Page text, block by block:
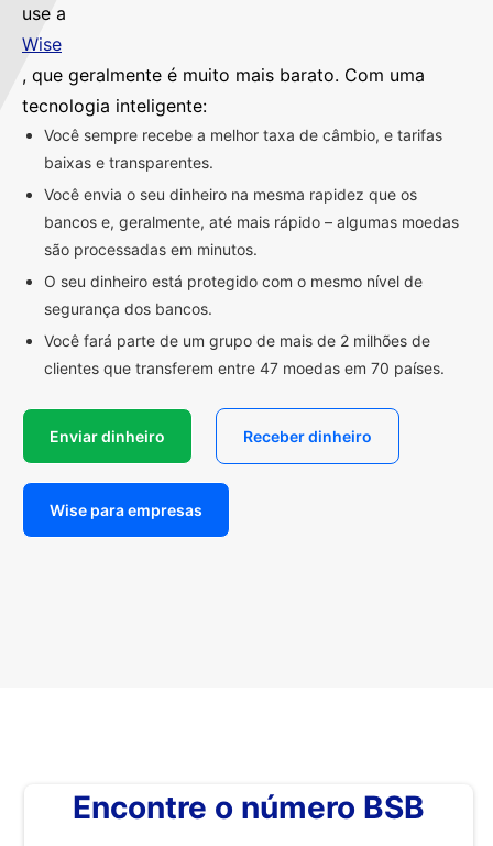
use a
Wise
, que geralmente é muito mais barato. Com uma
tecnologia inteligente:
Você sempre recebe a melhor taxa de câmbio, e tarifas
baixas e transparentes.
Você envia o seu dinheiro na mesma rapidez que os
bancos e, geralmente, até mais rápido – algumas moedas
são processadas em minutos.
O seu dinheiro está protegido com o mesmo nível de
segurança dos bancos.
Você fará parte de um grupo de mais de 2 milhões de
clientes que transferem entre 47 moedas em 70 países.
Enviar dinheiro Receber dinheiro
Wise para empresas
Encontre o número BSB